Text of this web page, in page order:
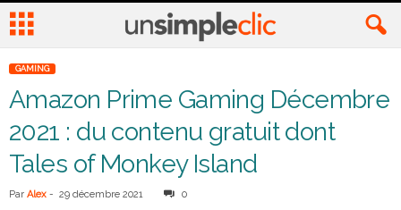
GAMING
Amazon Prime Gaming Décembre
2021 : du contenu gratuit dont
Tales of Monkey Island
Par Alex - 29 décembre 2021 0